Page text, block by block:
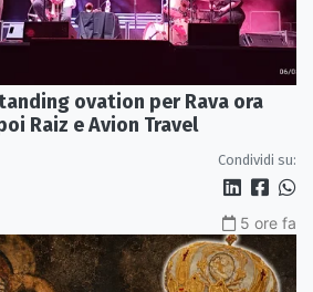
ovation per Rava ora
Raiz e Avion Travel
Condividi su:
5 ore fa